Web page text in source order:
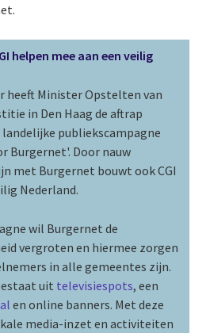
helpen mee aan een veilig
heeft Minister Opstelten van
in Den Haag de aftrap
landelijke publiekscampagne
Burgernet'. Door nauw
met Burgernet bouwt ook CGI
Nederland.
wil Burgernet de
vergroten en hiermee zorgen
in alle gemeentes zijn.
uit televisiespots, een
en online banners. Met deze
media-inzet en activiteiten